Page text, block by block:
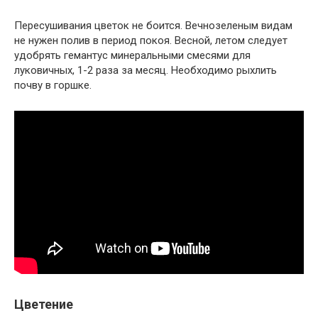
Пересушивания цветок не боится. Вечнозеленым видам
не нужен полив в период покоя. Весной, летом следует
удобрять гемантус минеральными смесями для
луковичных, 1-2 раза за месяц. Необходимо рыхлить
почву в горшке.
Цветение